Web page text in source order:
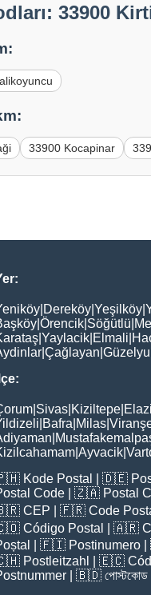
33900
33900 Kocapinar
Dereköy Yeşilköy
Örencik Söğütlü
Yaylacik Elmali
Çağlayan
Ilçe:
Sivas Kiziltepe
Bafra Milas
Ayvacik
Kode Postal | 🇩🇪
Code | 🇿🇦 Postal
CEP | 🇫🇷 Code
Código Postal | 🇦🇷
| 🇫🇮 Postinumero
Postleitzahl | 🇪🇨
| 🇧🇩 পোস্টকোড